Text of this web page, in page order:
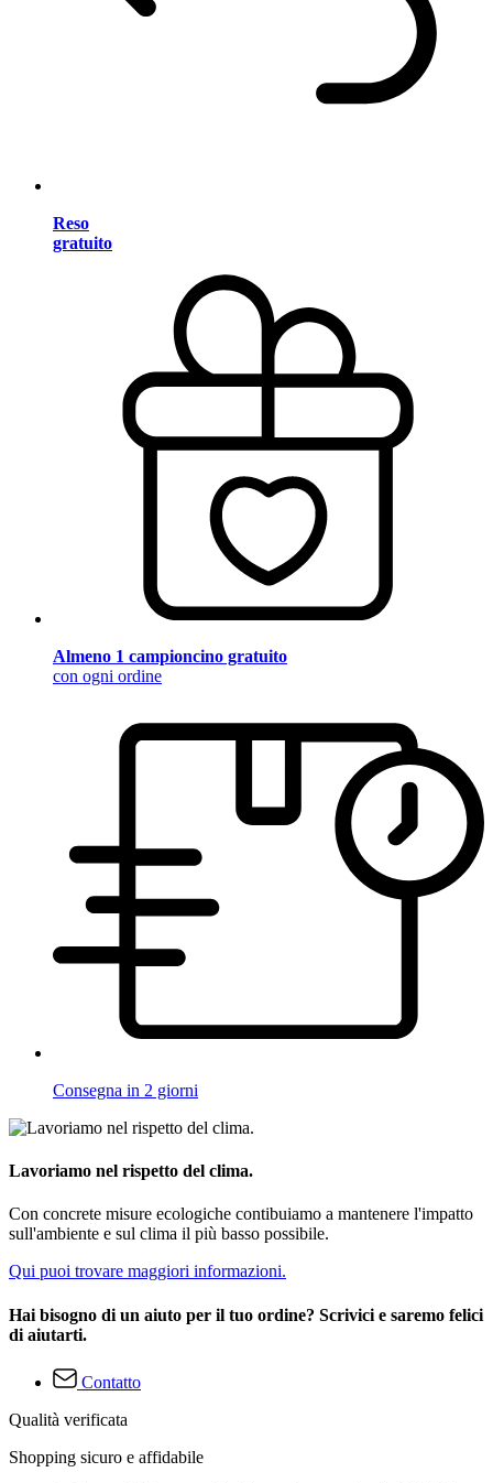
Reso
gratuito
Almeno 1 campioncino gratuito
con ogni ordine
Consegna in 2 giorni
Lavoriamo nel rispetto del clima.
Con concrete misure ecologiche contibuiamo a mantenere l'impatto
sull'ambiente e sul clima il più basso possibile.
Qui puoi trovare maggiori informazioni.
Hai bisogno di un aiuto per il tuo ordine? Scrivici e saremo felici
di aiutarti.
Contatto
Qualità verificata
Shopping sicuro e affidabile